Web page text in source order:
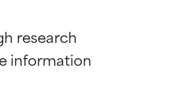
research
information